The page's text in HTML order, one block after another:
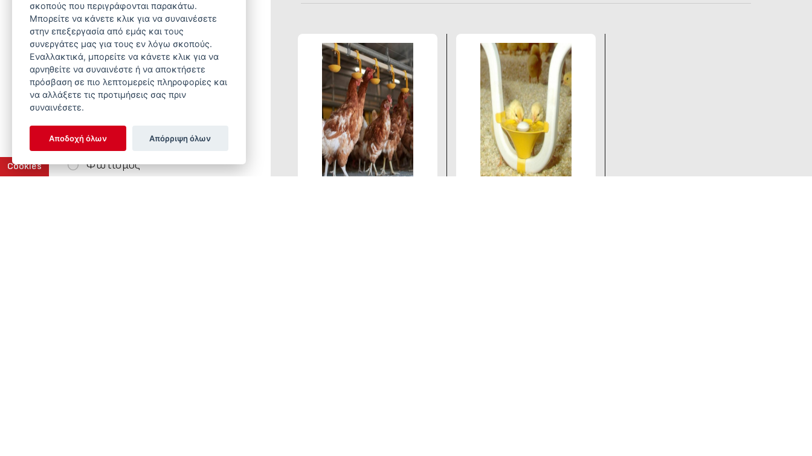
Cookies
Υδροδοσία
Συστήματα Φωλιάς
Θέρμανση
Εξαερισμός
Συστήματα Ζύγισης
Ελεγκτές & Πίνακες Ελέγχου
Φωτισμός
σκοπούς που περιγράφονται παρακάτω.
Μπορείτε να κάνετε κλικ για να συναινέσετε
στην επεξεργασία από εμάς και τους
συνεργάτες μας για τους εν λόγω σκοπούς.
Εναλλακτικά, μπορείτε να κάνετε κλικ για να
αρνηθείτε να συναινέστε ή να αποκτήσετε
πρόσβαση σε πιο λεπτομερείς πληροφορίες και
να αλλάξετε τις προτιμήσεις σας πριν
συναινέσετε.
Αποδοχή όλων Απόρριψη όλων